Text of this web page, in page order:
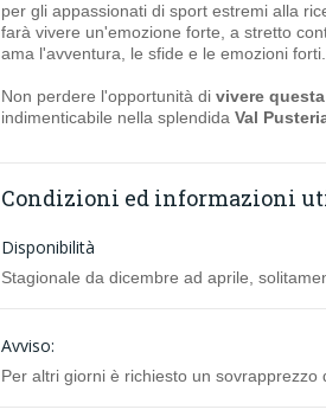
per gli appassionati di sport estremi alla
farà vivere un'emozione forte, a stretto
ama l'avventura, le sfide e le emozioni forti.
Non perdere l'opportunità di vivere
indimenticabile nella splendida Val
Condizioni ed informazioni
Disponibilità
Stagionale da dicembre ad aprile,
Avviso:
Per altri giorni è richiesto un